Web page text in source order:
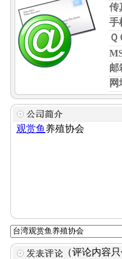
传
手
Ｑ
邮
网
观赏鱼 养殖协会
（评论内容